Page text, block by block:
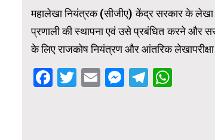
महालेखा नियंत्रक (सीजीए) केंद्र सरकार के
प्रणाली की स्थापना एवं उसे प्रबंधित करने और
के लिए राजकोष नियंत्रण और आंतरिक
Facebook
Twitter
EmailMessenger